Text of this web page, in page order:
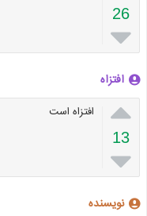
26

افتزاه

13

افتزاه است
نویسنده